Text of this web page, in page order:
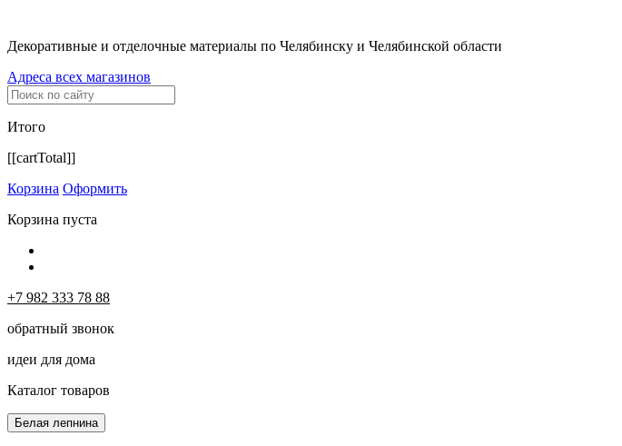
Декоративные и отделочные материалы по Челябинску и Челябинской области
Адреса всех магазинов
Итого
[[cartTotal]]
Корзина Оформить
Корзина пуста
+7 982 333 78 88
обратный звонок
идеи для дома
Каталог товаров
Белая лепнина